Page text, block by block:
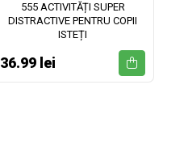
555 ACTIVITĂȚI SUPER
DISTRACTIVE PENTRU COPII
ISTEȚI
36.99 lei